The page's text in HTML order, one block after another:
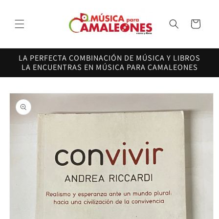
al contenido
Carrito
LA PERFECTA COMBINACIÓN DE MÚSICA Y LIBROS
LA ENCUENTRAS EN MÚSICA PARA CAMALEONES
directamente
a la
información
del producto